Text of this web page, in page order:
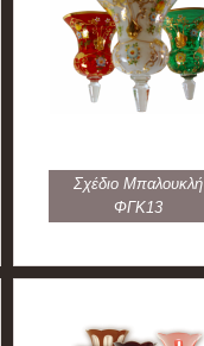
Σχέδιο Μπαλουκλή
ΦΓΚ13